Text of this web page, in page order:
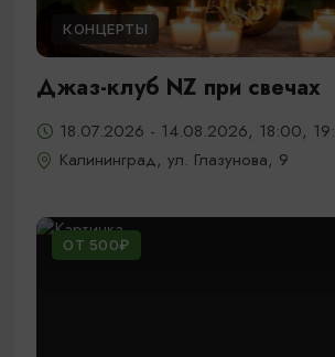
КОНЦЕРТЫ
Джаз-клуб NZ при свечах
18.07.2026 - 14.08.2026, 18:00,
Калининград, ул. Глазунова, 9
ОТ 500₽